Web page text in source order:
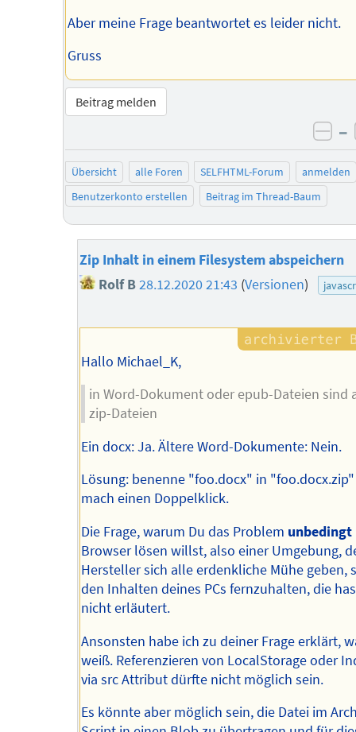
Aber meine Frage beantwortet es leider nicht.
Gruss
Beitrag melden
–
Übersicht alle Foren SELFHTML-Forum
anmelden
Benutzerkonto erstellen
Beitrag im Thread-Baum
Zip Inhalt in einem Filesystem abspeichern
Rolf B 28.12.2020 21:43 (Versionen)
Hallo Michael_K,
in Word-Dokument oder epub-Dateien sind
zip-Dateien
Ein docx: Ja. Ältere Word-Dokumente: Nein.
Lösung: benenne "foo.docx" in
mach einen Doppelklick.
Die Frage, warum Du das Problem unbedingt
Browser lösen willst, also einer Umgebung,
Hersteller sich alle erdenkliche Mühe geben,
den Inhalten deines PCs fernzuhalten, die
nicht erläutert.
Ansonsten habe ich zu deiner Frage erklärt,
weiß. Referenzieren von LocalStorage oder
via src Attribut dürfte nicht möglich sein.
Es könnte aber möglich sein, die Datei im